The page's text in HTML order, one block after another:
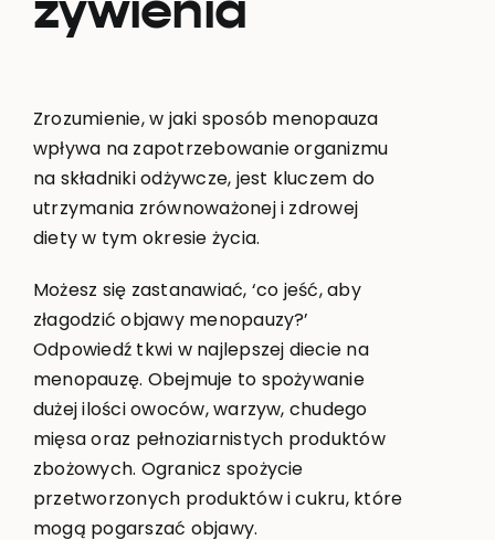
żywienia
Zrozumienie, w jaki sposób menopauza
wpływa na zapotrzebowanie organizmu
na składniki odżywcze, jest kluczem do
utrzymania zrównoważonej i zdrowej
diety w tym okresie życia.
Możesz się zastanawiać, ‘co jeść, aby
złagodzić objawy menopauzy?’
Odpowiedź tkwi w najlepszej diecie na
menopauzę. Obejmuje to spożywanie
dużej ilości owoców, warzyw, chudego
mięsa oraz pełnoziarnistych produktów
zbożowych. Ogranicz spożycie
przetworzonych produktów i cukru, które
mogą pogarszać objawy.